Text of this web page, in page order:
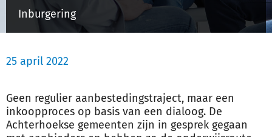
Registreren
Inburgering
25 april 2022
Geen regulier aanbestedingstraject, maar een
inkoopproces op basis van een dialoog. De
Achterhoekse gemeenten zijn in gesprek gegaan